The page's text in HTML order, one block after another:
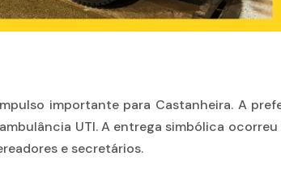
importante para Castanheira. A
UTI. A entrega simbólica
e secretários.